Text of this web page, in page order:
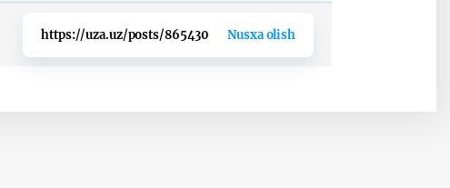
https://uza.uz/posts/865430 Nusxa olish